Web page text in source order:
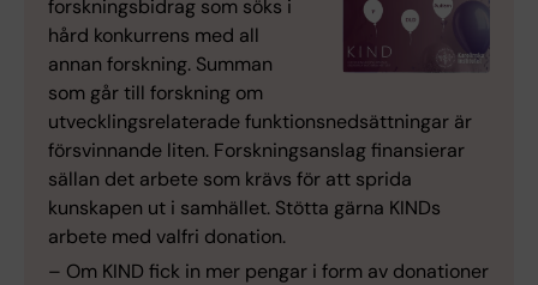
forskningsbidrag som söks i
hård konkurrens med all
annan forskning. Summan
som går till forskning om
utvecklingsrelaterade funktionsnedsättningar är
försvinnande liten. Forskningsanslag finansierar
sällan det arbete som krävs för att sprida
kunskapen ut i samhället. Stötta gärna KINDs
arbete med valfri donation.
– Om KIND fick in mer pengar i form av donationer